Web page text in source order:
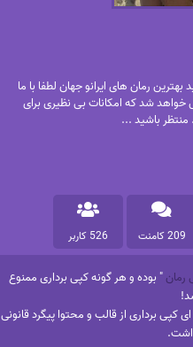
رمان های ایرانو جهان لطفا با ما
خواهد شد که امکانات بی نظیری برای
باشید ...
209 کامنت 526 کاربر
رمان" بوده و هر گونه کپی برداری ممنوع
ای کپی برداری از قالب و محتوا پیگرد قانونی